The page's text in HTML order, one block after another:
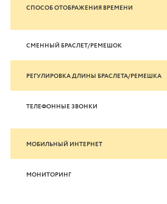
СПОСОБ ОТОБРАЖЕНИЯ ВРЕМЕНИ
СМЕННЫЙ БРАСЛЕТ/РЕМЕШОК
РЕГУЛИРОВКА ДЛИНЫ БРАСЛЕТА/РЕМЕШКА
ТЕЛЕФОННЫЕ ЗВОНКИ
МОБИЛЬНЫЙ ИНТЕРНЕТ
МОНИТОРИНГ